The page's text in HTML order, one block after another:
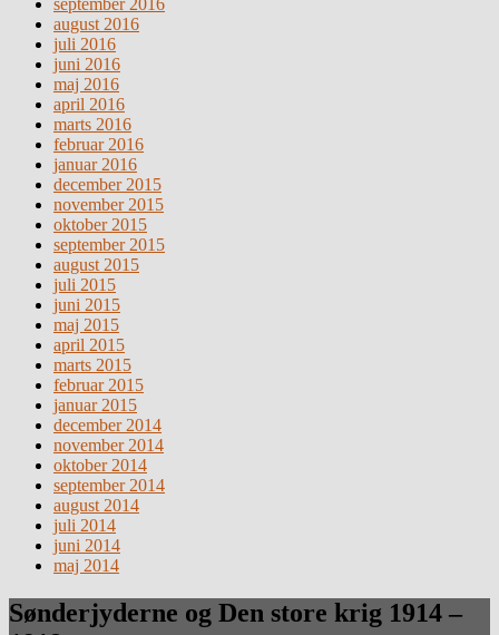
august 2016
juli 2016
juni 2016
maj 2016
april 2016
marts 2016
februar 2016
januar 2016
december 2015
november 2015
oktober 2015
september 2015
august 2015
juli 2015
juni 2015
maj 2015
april 2015
marts 2015
februar 2015
januar 2015
december 2014
november 2014
oktober 2014
september 2014
august 2014
juli 2014
juni 2014
maj 2014
Sønderjyderne og Den store krig 1914 –